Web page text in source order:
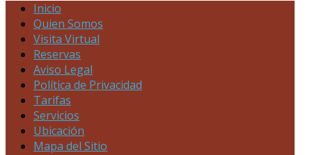
Inicio
Quien Somos
Visita Virtual
Reservas
Aviso Legal
Política de Privacidad
Tarifas
Servicios
Ubicación
Mapa del Sitio